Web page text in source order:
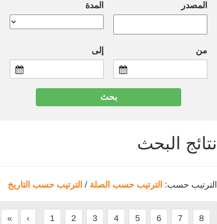
المصدر المدة
من إلى
نتائج البحث
الترتيب حسب: الترتيب حسب الصلة / الترتيب حسب التاريخ
« ‹ 1 2 3 4 5 6 7 8